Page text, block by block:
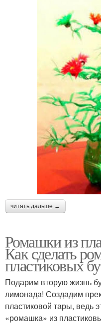
читать дальше →
Ромашки из
Как сделать
пластиковых
Подарим вторую жизнь
лимонада! Создадим
пластиковой тары, ведь
«ромашка» из